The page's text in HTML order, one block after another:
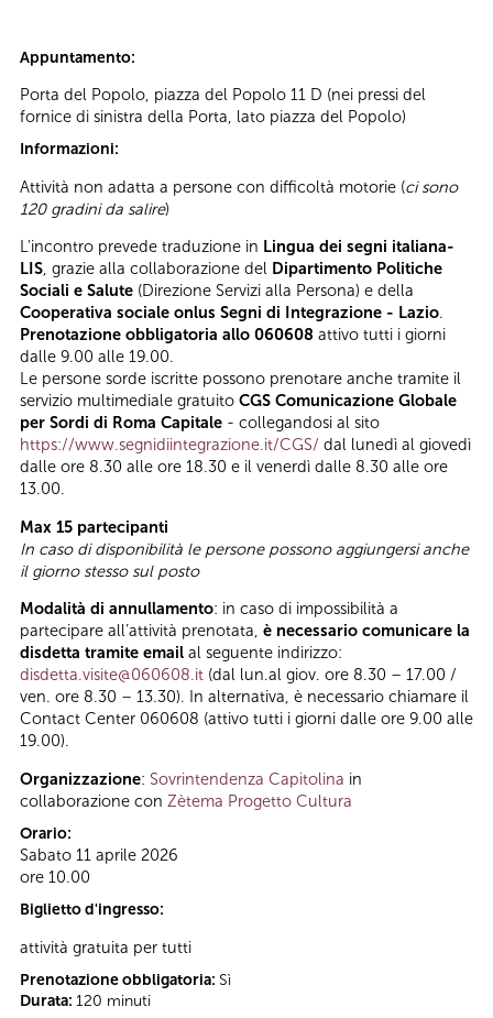
Appuntamento:
Porta del Popolo, piazza del Popolo 11 D (nei pressi del
fornice di sinistra della Porta, lato piazza del Popolo)
Informazioni:
Attività non adatta a persone con difficoltà motorie (ci sono
120 gradini da salire)
L'incontro prevede traduzione in Lingua dei segni italiana-
LIS, grazie alla collaborazione del Dipartimento Politiche
Sociali e Salute (Direzione Servizi alla Persona) e della
Cooperativa sociale onlus Segni di Integrazione - Lazio.
Prenotazione obbligatoria allo 060608 attivo tutti i giorni
dalle 9.00 alle 19.00.
Le persone sorde iscritte possono prenotare anche tramite il
servizio multimediale gratuito CGS Comunicazione Globale
per Sordi di Roma Capitale - collegandosi al sito
https://www.segnidiintegrazione.it/CGS/ dal lunedì al giovedì
dalle ore 8.30 alle ore 18.30 e il venerdì dalle 8.30 alle ore
13.00.
Max 15 partecipanti
In caso di disponibilità le persone possono aggiungersi anche
il giorno stesso sul posto
Modalità di annullamento: in caso di impossibilità a
partecipare all’attività prenotata, è necessario comunicare la
disdetta tramite email al seguente indirizzo:
disdetta.visite@060608.it (dal lun.al giov. ore 8.30 – 17.00 /
ven. ore 8.30 – 13.30). In alternativa, è necessario chiamare il
Contact Center 060608 (attivo tutti i giorni dalle ore 9.00 alle
19.00).
Organizzazione: Sovrintendenza Capitolina in
collaborazione con Zètema Progetto Cultura
Orario:
Sabato 11 aprile 2026
ore 10.00
Biglietto d'ingresso:
attività gratuita per tutti
Prenotazione obbligatoria: Sì
Durata: 120 minuti